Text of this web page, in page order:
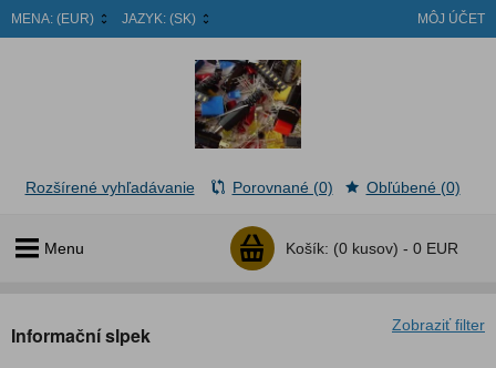
MENA: (EUR) JAZYK: (SK) MÔJ ÚČET
Menu Košík: (0 kusov) - 0 EUR
Rozšírené vyhľadávanie Porovnané (0) Obľúbené (0)
Zobraziť filter
Informační slpek